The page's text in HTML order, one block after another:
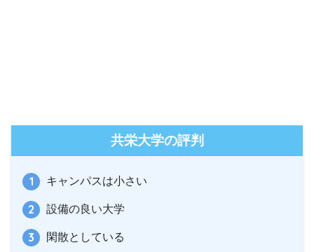
共栄大学の評判
キャンパスは小さい
設備の良い大学
閑散としている